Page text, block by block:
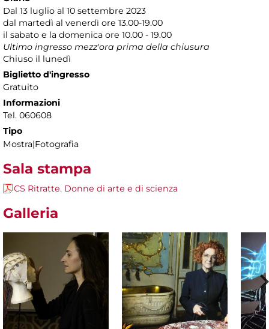
Dal 13 luglio al 10 settembre 2023
dal martedì al venerdì ore 13.00-19.00
il sabato e la domenica ore 10.00 - 19.00
Ultimo ingresso mezz'ora prima della chiusura
Chiuso il lunedì
Biglietto d'ingresso
Gratuito
Informazioni
Tel. 060608
Tipo
Mostra|Fotografia
Sala stampa
CS Ritratte. Donne di arte e di scienza
Galleria